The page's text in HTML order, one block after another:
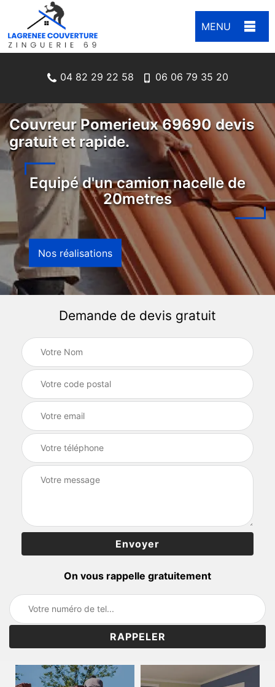
MENU
04 82 29 22 58 06 06 79 35 20
Couvreur Pomerieux 69690 devis
gratuit et rapide.
Equipé d'un camion nacelle de
20metres
Nos réalisations
Demande de devis gratuit
On vous rappelle gratuitement